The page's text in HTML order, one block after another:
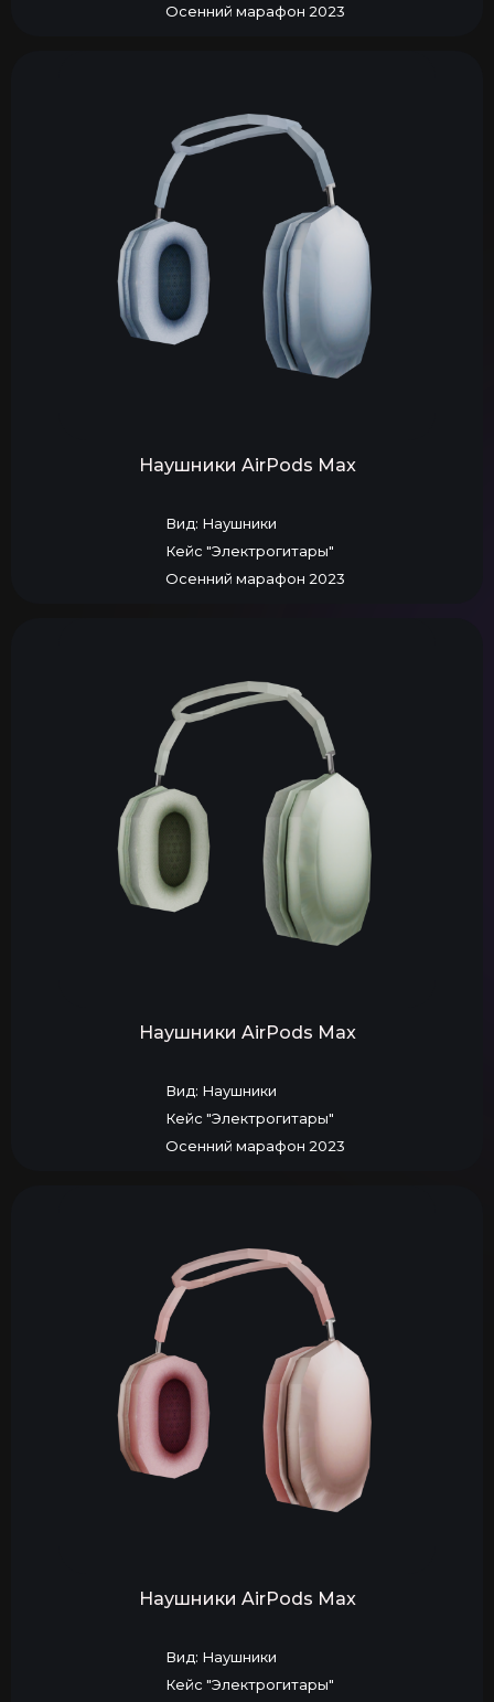
Осенний марафон 2023
Наушники AirPods Max
Вид: Наушники
Кейс "Электрогитары"
Осенний марафон 2023
Наушники AirPods Max
Вид: Наушники
Кейс "Электрогитары"
Осенний марафон 2023
Наушники AirPods Max
Вид: Наушники
Кейс "Электрогитары"